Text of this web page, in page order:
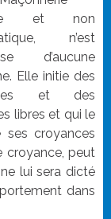
et non
n’est
d’aucune
Elle initie des
et des
libres et qui le
ses croyances
croyance, peut
lui sera dicté
dans